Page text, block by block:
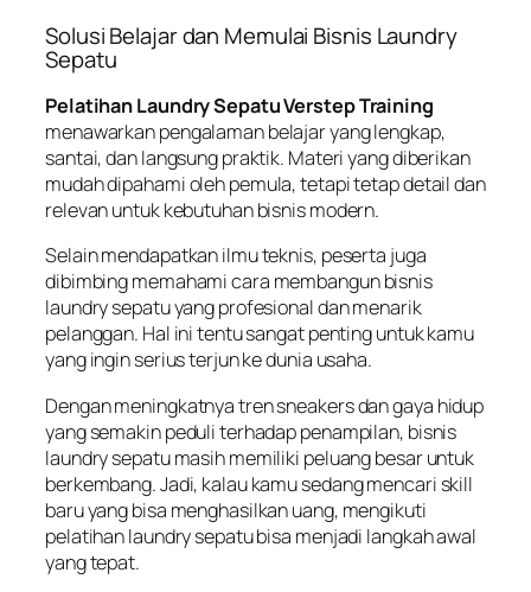
Solusi Belajar dan Memulai Bisnis Laundry
Sepatu
Pelatihan Laundry Sepatu Verstep Training
menawarkan pengalaman belajar yang lengkap,
santai, dan langsung praktik. Materi yang diberikan
mudah dipahami oleh pemula, tetapi tetap detail dan
relevan untuk kebutuhan bisnis modern.
Selain mendapatkan ilmu teknis, peserta juga
dibimbing memahami cara membangun bisnis
laundry sepatu yang profesional dan menarik
pelanggan. Hal ini tentu sangat penting untuk kamu
yang ingin serius terjun ke dunia usaha.
Dengan meningkatnya tren sneakers dan gaya hidup
yang semakin peduli terhadap penampilan, bisnis
laundry sepatu masih memiliki peluang besar untuk
berkembang. Jadi, kalau kamu sedang mencari skill
baru yang bisa menghasilkan uang, mengikuti
pelatihan laundry sepatu bisa menjadi langkah awal
yang tepat.